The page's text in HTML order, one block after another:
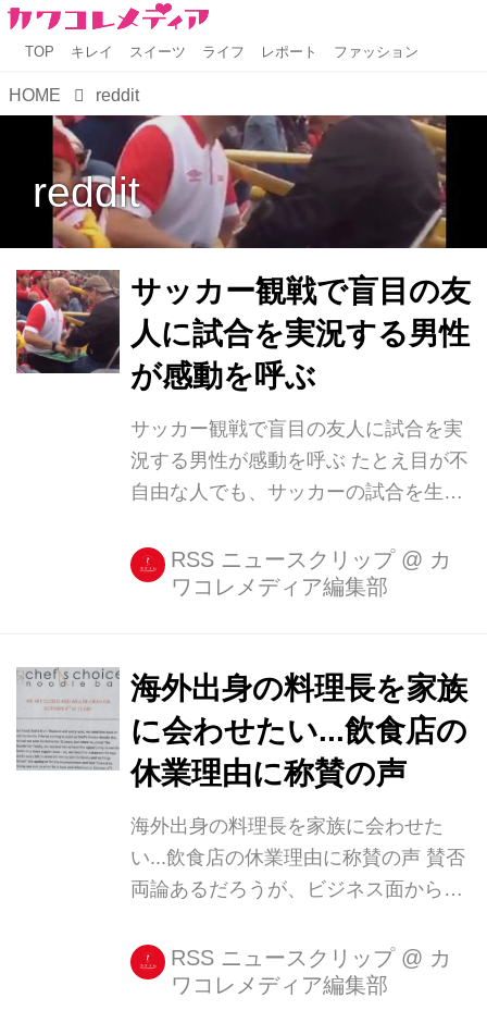
TOP キレイ スイーツ ライフ レポート ファッション
HOME reddit
reddit
サッカー観戦で盲目の友
人に試合を実況する男性
が感動を呼ぶ
サッカー観戦で盲目の友人に試合を実
況する男性が感動を呼ぶ たとえ目が不
自由な人でも、サッカーの試合を生で
姿が目撃され、感動を呼んでいる。 こ
ちら、とあるスタジアムの観客席。2
最中。 試合を見るなら横に並ぶのが普
通だが、右側の黒い服を着た男性はピ
ッチに背を向け、友人だろうか、連れ
の向かいに座っている。 ご注目いただ
さいピッチが乗っている。これは試合
の作戦を立てる際に使用する「サッカ
ーボード(作戦盤)」と言われるもの
め、...
RSS ニュースクリップ @ カ
ワコレメディア編集部
海外出身の料理長を家族
に会わせたい...飲食店の
休業理由に称賛の声
海外出身の料理長を家族に会わせた
い...飲食店の休業理由に称賛の声 賛否
両論あるだろうが、ビジネス面から言
精神的にも相当な覚悟が必要である。
しかし、休む理由によっては客離れが
RSS ニュースクリップ @ カ
ワコレメディア編集部